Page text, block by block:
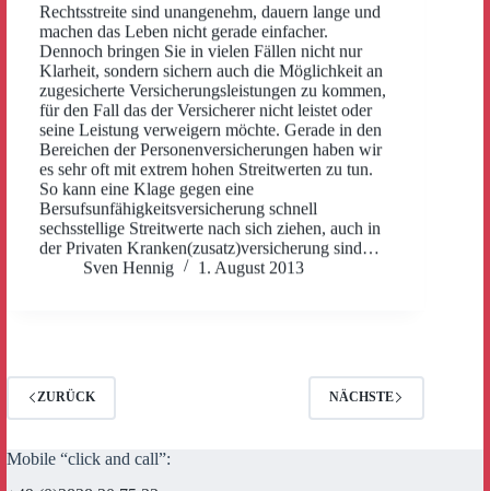
Rechtsstreite sind unangenehm, dauern lange und
machen das Leben nicht gerade einfacher.
Dennoch bringen Sie in vielen Fällen nicht nur
Klarheit, sondern sichern auch die Möglichkeit an
zugesicherte Versicherungsleistungen zu kommen,
für den Fall das der Versicherer nicht leistet oder
seine Leistung verweigern möchte. Gerade in den
Bereichen der Personenversicherungen haben wir
es sehr oft mit extrem hohen Streitwerten zu tun.
So kann eine Klage gegen eine
Bersufsunfähigkeitsversicherung schnell
sechsstellige Streitwerte nach sich ziehen, auch in
der Privaten Kranken(zusatz)versicherung sind…
Sven Hennig
1. August 2013
ZURÜCK NÄCHSTE
Mobile “click and call”: